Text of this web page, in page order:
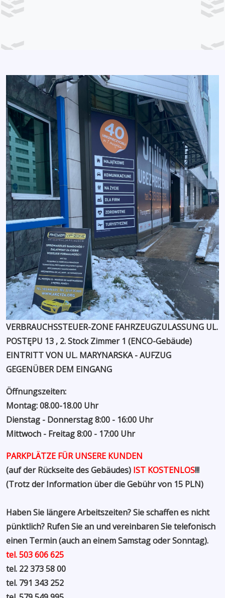
VERBRAUCHSSTEUER-ZONE FAHRZEUGZULASSUNG UL.
POSTĘPU 13 , 2. Stock Zimmer 1 (ENCO-Gebäude)
EINTRITT VON UL. MARYNARSKA - AUFZUG
GEGENÜBER DEM EINGANG
Öffnungszeiten:
Montag: 08.00-18.00 Uhr
Dienstag - Donnerstag 8:00 - 16:00 Uhr
Mittwoch - Freitag 8:00 - 17:00 Uhr
PARKPLÄTZE FÜR UNSERE KUNDEN
(auf der Rückseite des Gebäudes) IST KOSTENLOS!!!
(Trotz der Information über die Gebühr von 15 PLN)
Haben Sie längere Arbeitszeiten? Sie schaffen es nicht
pünktlich? Rufen Sie an und vereinbaren Sie telefonisch
einen Termin (auch an einem Samstag oder Sonntag).
tel. 503 606 625
tel. 22 373 58 00
tel. 791 343 252